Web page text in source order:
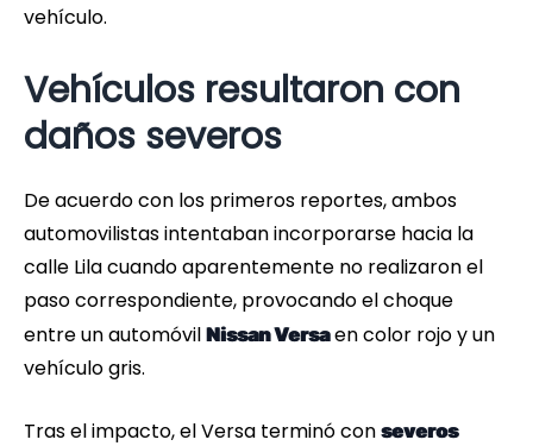
vehículo.
Vehículos resultaron con
daños severos
De acuerdo con los primeros reportes, ambos
automovilistas intentaban incorporarse hacia la
calle Lila cuando aparentemente no realizaron el
paso correspondiente, provocando el choque
entre un automóvil Nissan Versaen color rojo y un
vehículo gris.
Tras el impacto, el Versa terminó con severos